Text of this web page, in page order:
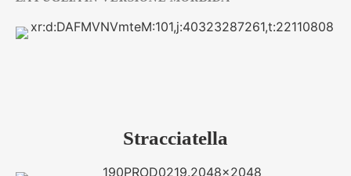
Stracciatella